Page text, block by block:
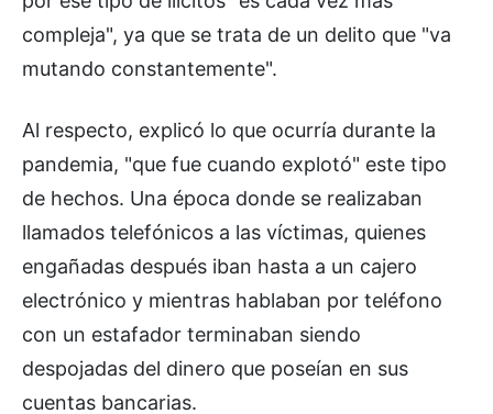
compleja", ya que se trata de un delito que "va
mutando constantemente".
Al respecto, explicó lo que ocurría durante la
pandemia, "que fue cuando explotó" este tipo
de hechos. Una época donde se realizaban
llamados telefónicos a las víctimas, quienes
engañadas después iban hasta a un cajero
electrónico y mientras hablaban por teléfono
con un estafador terminaban siendo
despojadas del dinero que poseían en sus
cuentas bancarias.